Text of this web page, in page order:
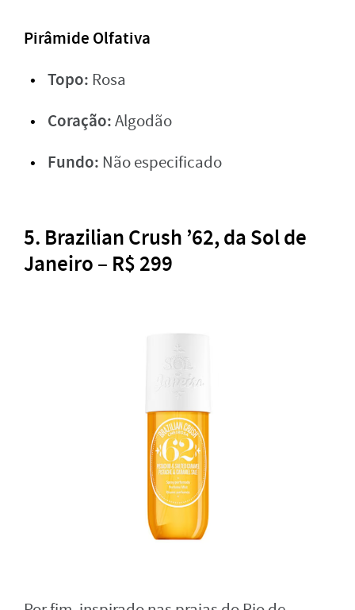
Pirâmide Olfativa
Topo: Rosa
Coração:Algodão
Fundo: Não especificado
5. Brazilian Crush ’62, da Sol de
Janeiro – R$ 299